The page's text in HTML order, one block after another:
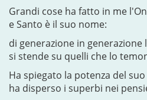
Grandi cose ha fatto in me
e Santo è il suo nome:
di generazione in
si stende su quelli che lo
Ha spiegato la potenza del
ha disperso i superbi nei